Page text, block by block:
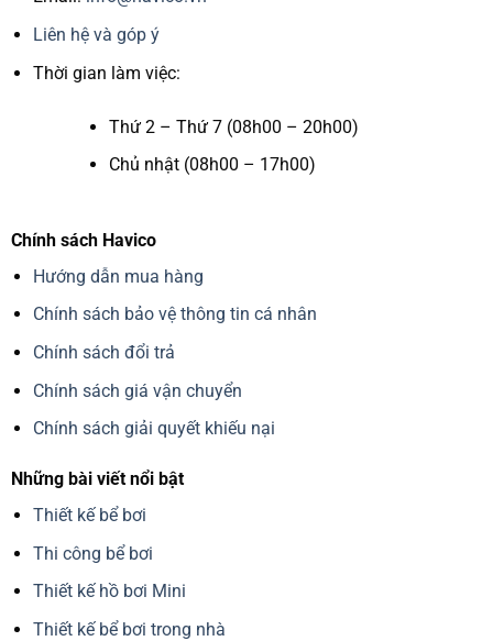
Liên hệ và góp ý
Thời gian làm việc:
Thứ 2 – Thứ 7 (08h00 – 20h00)
Chủ nhật (08h00 – 17h00)
Chính sách Havico
Hướng dẫn mua hàng
Chính sách bảo vệ thông tin cá nhân
Chính sách đổi trả
Chính sách giá vận chuyển
Chính sách giải quyết khiếu nại
Những bài viết nổi bật
Thiết kế bể bơi
Thi công bể bơi
Thiết kế hồ bơi Mini
Thiết kế bể bơi trong nhà